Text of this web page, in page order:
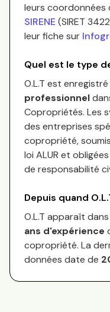
leurs coordonnées
SIRENE (SIRET
leur fiche sur
Quel est le type
O.L.T est
professionnel
Copropriétés. Les
des entreprises
copropriété,
loi ALUR et
de responsabilité
Depuis quand
O.L.T apparaît dans
ans d'expérience
copropriété. La
données date de